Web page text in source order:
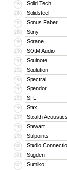
285 Solid Tech
286 Solidsteel
287 Sonus Faber
288 Sony
289 Sorane
290 SOtM Audio
291 Soulnote
292 Soulution
293 Spectral
294 Spendor
295 SPL
296 Stax
297 Stealth Acoustics
298 Stewart
299 Stillpoints
300 Studio
301 Sugden
302 Sumiko